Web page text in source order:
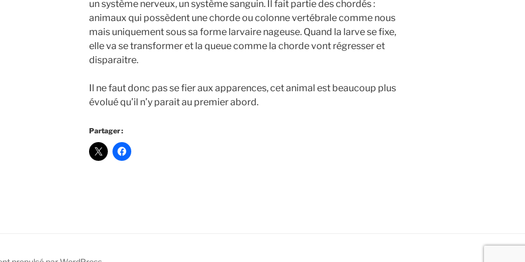
un système nerveux, un système sanguin. Il fait partie des chordés :
animaux qui possèdent une chorde ou colonne vertébrale comme nous
mais uniquement sous sa forme larvaire nageuse. Quand la larve se fixe,
elle va se transformer et la queue comme la chorde vont régresser et
disparaitre.
Il ne faut donc pas se fier aux apparences, cet animal est beaucoup plus
évolué qu’il n’y parait au premier abord.
Partager :